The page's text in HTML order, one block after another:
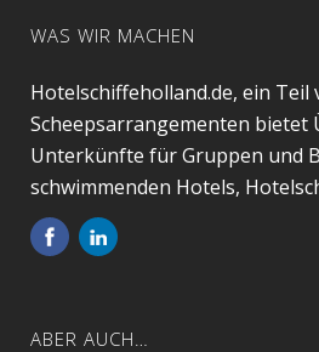
WAS WIR MACHEN
Hotelschiffeholland.de, ein Teil
Scheepsarrangementen bietet
Unterkünfte für Gruppen und
schwimmenden Hotels,
ABER AUCH…